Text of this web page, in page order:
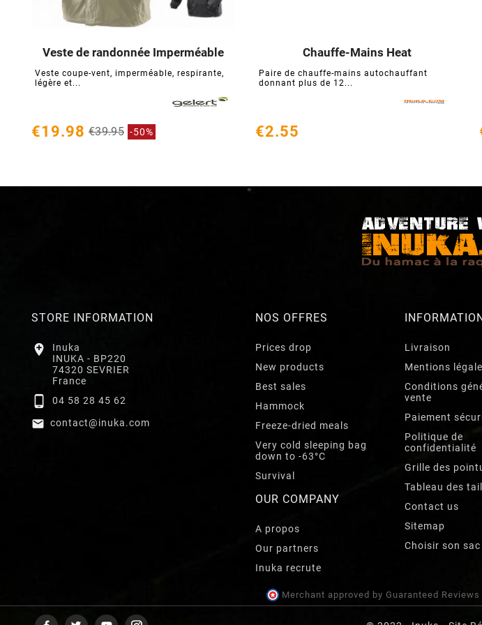
Veste de randonnée Imperméable
Veste coupe-vent, imperméable, respirante,
légère et...
€19.98 €39.95 -50%
Chauffe-Mains Heat
Paire de chauffe-mains autochauffant
donnant plus de 12...
€2.55
STORE INFORMATION

Inuka
INUKA - BP220
74320 SEVRIER
France
 04 58 28 45 62
 contact@inuka.com
NOS OFFRES
Prices drop
New products
Best sales
Hammock
Freeze-dried meals
Very cold sleeping bag
down to -63°C
Survival
OUR COMPANY
A propos
Our partners
Inuka recrute
Livraison
Mentions
Conditions
vente
Paiement
Politique de
confidentialité
Grille des
Tableau des
Contact us
Sitemap
Choisir son
Merchant approved by Guaranteed Reviews